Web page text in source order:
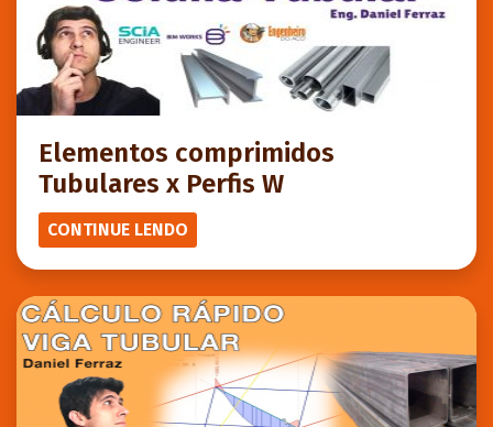
Elementos comprimidos
Tubulares x Perfis W
CONTINUE LENDO